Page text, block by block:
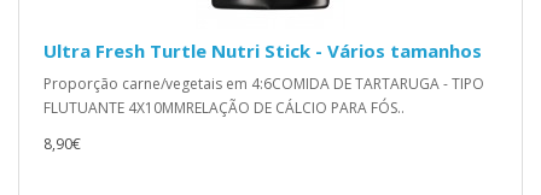
Ultra Fresh Turtle Nutri Stick - Vários tamanhos
Proporção carne/vegetais em 4:6COMIDA DE TARTARUGA - TIPO
FLUTUANTE 4X10MMRELAÇÃO DE CÁLCIO PARA FÓS..
8,90€